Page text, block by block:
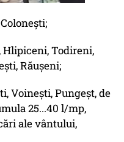
Hlipiceni, Todireni,
Răușeni;
Voinești, Pungeșt, de
25...40 l/mp,
ale vântului,